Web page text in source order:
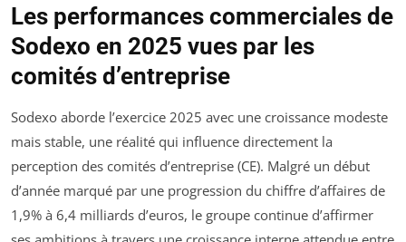
Les performances commerciales de
Sodexo en 2025 vues par les
comités d’entreprise
Sodexo aborde l’exercice 2025 avec une croissance modeste
mais stable, une réalité qui influence directement la
perception des comités d’entreprise (CE). Malgré un début
d’année marqué par une progression du chiffre d’affaires de
1,9% à 6,4 milliards d’euros, le groupe continue d’affirmer